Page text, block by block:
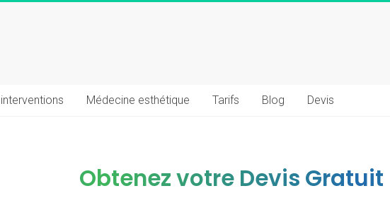
interventions Médecine esthétique Tarifs Blog Devis
Obtenez votre Devis Gratuit